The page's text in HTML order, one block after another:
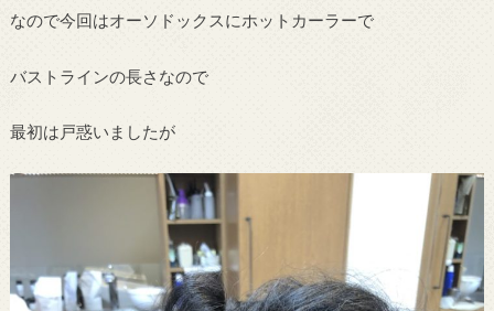
なので今回はオーソドックスにホットカーラーで
バストラインの長さなので
最初は戸惑いましたが